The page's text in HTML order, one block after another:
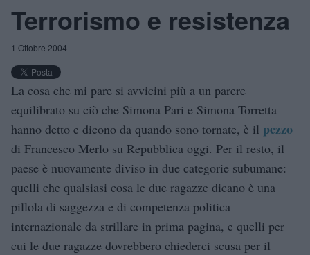
Terrorismo e resistenza
1 Ottobre 2004
La cosa che mi pare si avvicini più a un parere
equilibrato su ciò che Simona Pari e Simona Torretta
hanno detto e dicono da quando sono tornate, è il pezzo
di Francesco Merlo su Repubblica oggi. Per il resto, il
paese è nuovamente diviso in due categorie subumane:
quelli che qualsiasi cosa le due ragazze dicano è una
pillola di saggezza e di competenza politica
internazionale da strillare in prima pagina, e quelli per
cui le due ragazze dovrebbero chiederci scusa per il